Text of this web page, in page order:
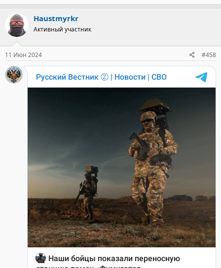
Haustmyrkr
Активный участник
11 Июн 2024 #458